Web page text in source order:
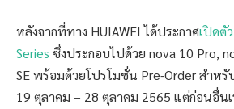
หลังจากที่ทาง HUIAWEI ได้ประกาศเปิดตั
Series ซึ่งประกอบไปด้วย nova 10 Pro,
SE พร้อมด้วยโปรโมชั่น Pre-Order สำห
19 ตุลาคม – 28 ตุลาคม 2565 แต่ก่อนอื่น